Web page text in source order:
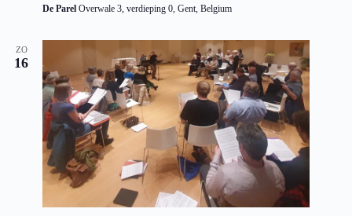
De Parel Overwale 3, verdieping 0, Gent, Belgium
ZO
16